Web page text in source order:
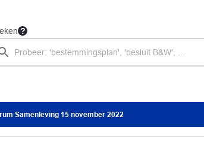
Samenleving 15 november 2022